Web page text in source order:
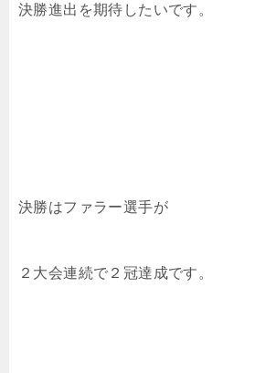
決勝進出を期待したいです。
決勝はファラー選手が
２大会連続で２冠達成です。